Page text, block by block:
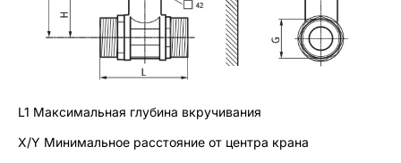
L1 Максимальная глубина вкручивания
X/Y Минимальное расстояние от центра крана